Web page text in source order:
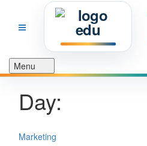
Menu
Day:
Marketing